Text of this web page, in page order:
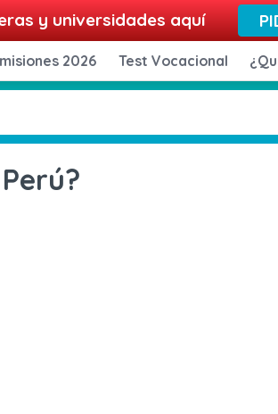
y universidades aquí
2026 Test Vocacional